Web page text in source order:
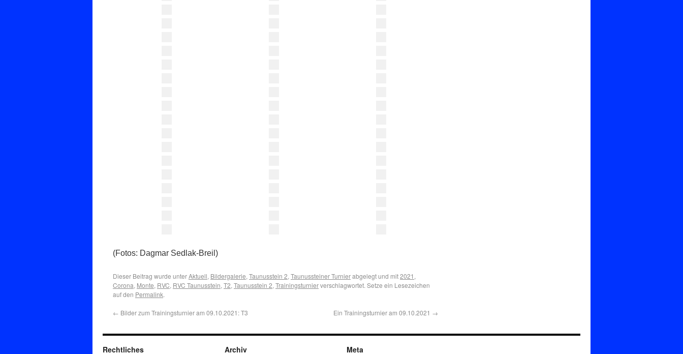
(Fotos: Dagmar Sedlak-Breil)
Dieser Beitrag wurde unterAktuell, Bildergalerie, Taunusstein 2, Taunussteiner Turnierabgelegt und mit2021 ,
Corona, Monte, RVC, RVC Taunusstein, T2, Taunusstein 2, Trainingsturnierverschlagwortet. Setze ein Lesezeichen
auf den Permalink.
← Bilder zum Trainingsturnier am 09.10.2021: T3 Ein Trainingsturnier am 09.10.2021 →
Rechtliches Archiv Meta